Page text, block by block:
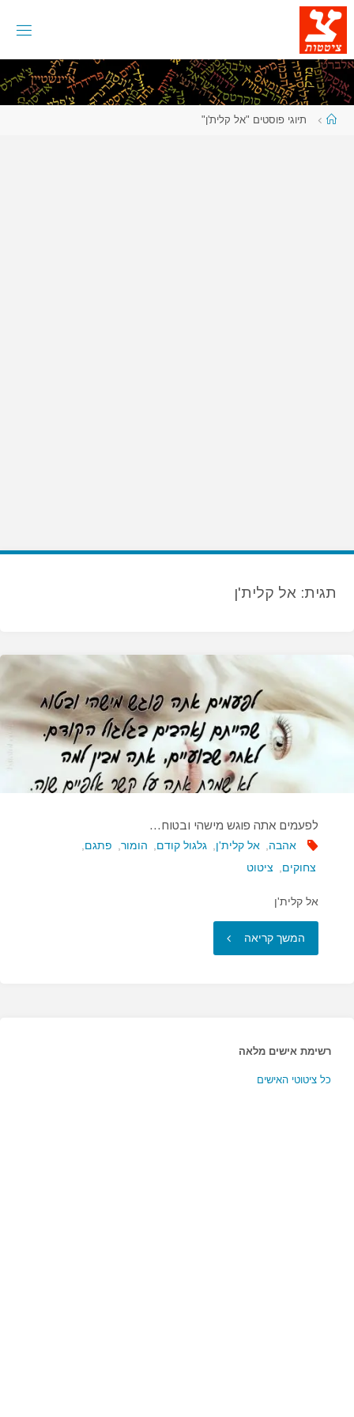
דלגו
לתוכן
עמודתיוגי פוסטים "אל קלית'ן"
תגית: אל קלית'ן
לפעמים אתה פוגש מישהי ובטוח…
אהבה, אל קלית'ן, גלגול קודם, הומור, פתגם,
צחוקים, ציטוט
אל קלית'ן
המשך קריאה "לפעמים
רשימת אישים מלאה
כל ציטוטי האישים